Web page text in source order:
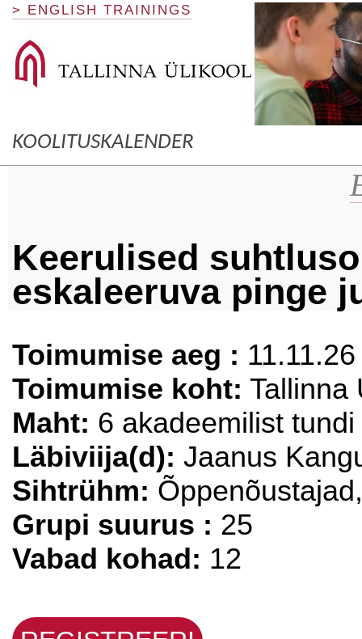
> ENGLISH TRAININGS
KOOLITUSKALENDER
Keerulised
eskaleeruva pinge
Toimumise aeg :
Toimumise koht: Tallinna
Maht: 6 akadeemilist tundi
Läbiviija(d): Jaanus
Sihtrühm:
Grupi suurus : 25
Vabad kohad: 12